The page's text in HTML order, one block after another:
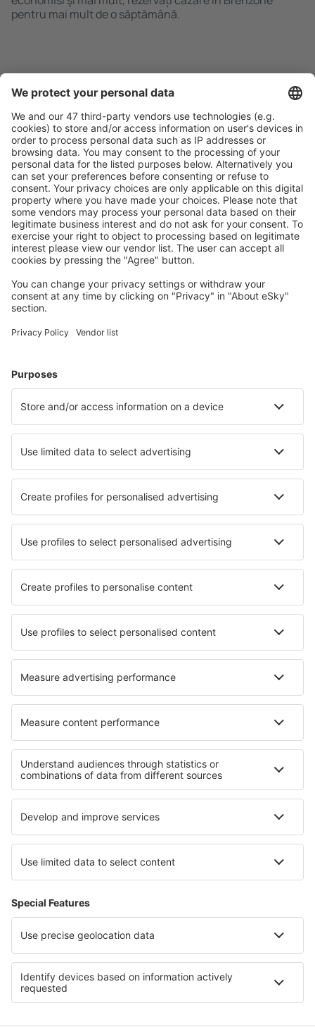
pentru mai mult de o săptămână.
Caută rapid şi uşor
Ofertă adaptată aşteptărilor tale.
Planifică ȋn siguranţă
Rezervare fără griji cu opțiune gratuită de anulare.
Economiseşte mai mult
Prețuri atractive și oferte speciale pentru utilizatorii
conectați.
Alege din peste 1,3 mil. de opţiuni: hoteluri, cabane,
apartamente și altele.
Cazare în Italia - Orașe populare
Cazare în Florenţa Cazare în Milano Cazare în Roma
Cazare în Napoli Cazare în Palermo
Cazare în San Vincenzo Cazare în Mascali
Cele mai bune locuri de cazare - orașe
Cazare în Balmedie Cazare în Robledo De Chavela
Cazare în Ust-Tsilma Cazare în Aguadulce
Cazare în Ubli Cazare în Saint-Vincent-la-Châtre
Cele mai bune locuri de cazare - regiuni
Cazare in Toscana Cazare în Riviera Veneţiană
Cazare in Lacul Como Cazare in Sardinia
Cazare in Liguria Cazare în North Black Sea Coast
Cazare in Tracia Cazare in Kemeri National Park